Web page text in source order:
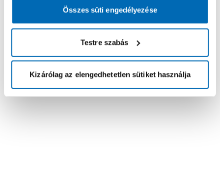
Összes süti engedélyezése
Testre szabás
Kizárólag az elengedhetetlen sütiket használja